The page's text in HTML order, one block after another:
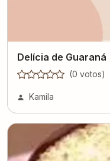
Delícia de Guaraná
(0 votos)
Kamila